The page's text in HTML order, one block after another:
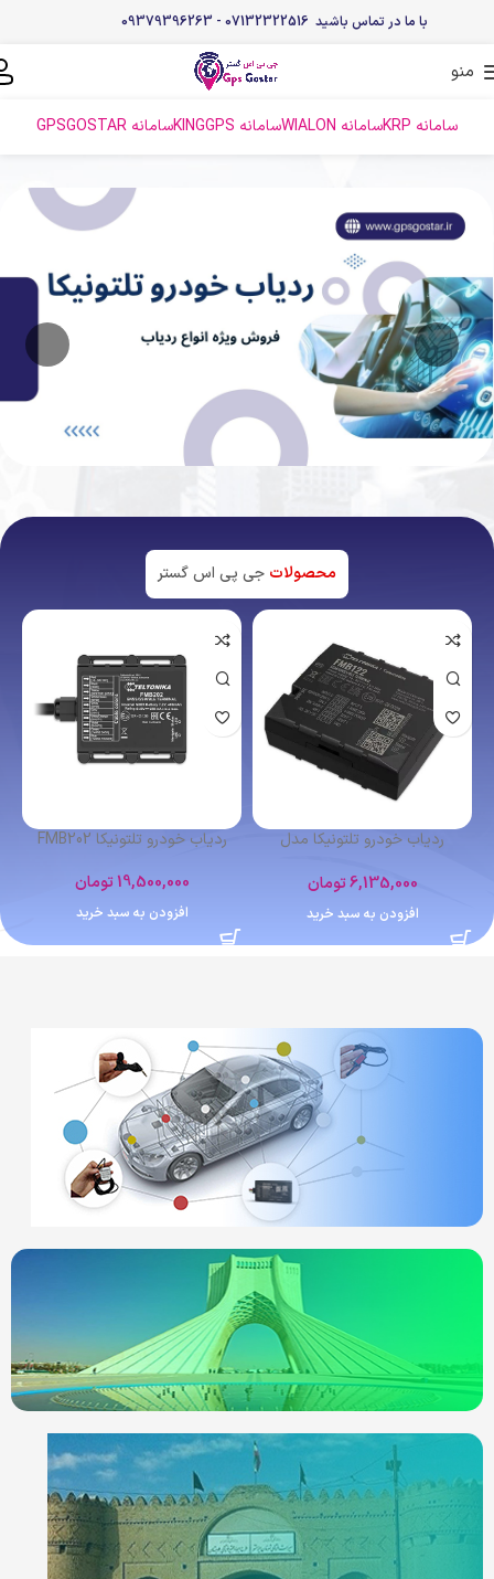
با ما در تماس باشید 07132322516 - 09379396263
منو
سامانه KRP سامانه WIALON سامانه KINGGPS سامانه GPSGOSTAR
محصولات جی پی اس گستر
اتمام موجودی
ردیاب شخصی کوبان TK102
4,400,000تومان
اطلاعات بیشتر
ردیاب خودرو تلتونیکا FMB641
12,364,000 تومان
افزودن به سبد خرید
ردیاب خودرو در